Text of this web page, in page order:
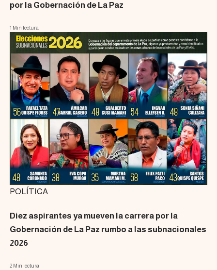
por la Gobernación de La Paz
1 Min lectura
POLÍTICA
Diez aspirantes ya mueven la carrera por la
Gobernación de La Paz rumbo a las subnacionales
2026
2 Min lectura